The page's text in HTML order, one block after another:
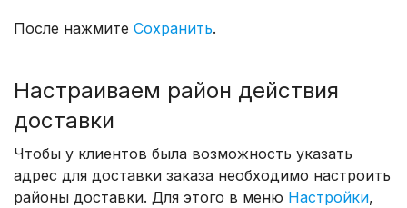
После нажмите Сохранить.
Настраиваем район действия
доставки
Чтобы у клиентов была возможность указать
адрес для доставки заказа необходимо настроить
районы доставки. Для этого в меню Настройки,